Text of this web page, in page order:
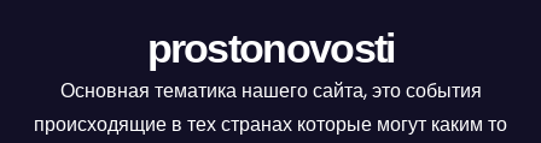
prostonovosti
Основная тематика нашего сайта, это события
происходящие в тех странах которые могут каким то